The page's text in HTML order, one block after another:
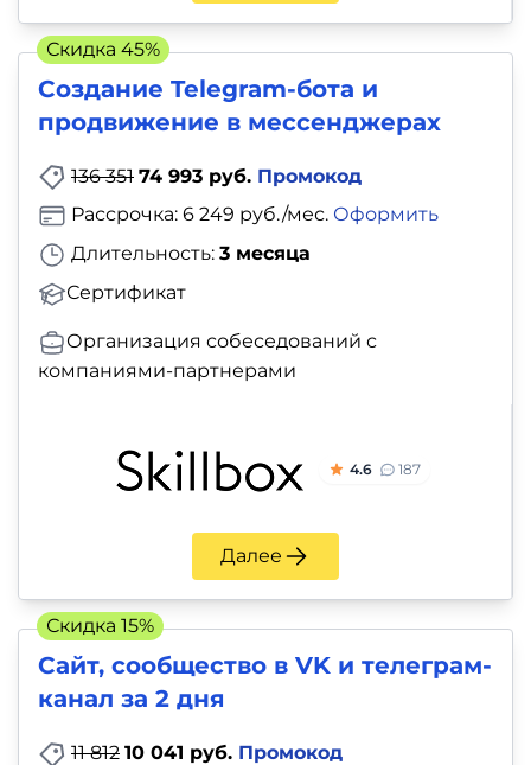
Создание Telegram-бота и
продвижение в мессенджерах
136 351 74 993 руб. Промокод
Длительность: 3 месяца
Сертификат
Рассрочка: 6 249 руб./мес. Оформить
Организация собеседований с
компаниями-партнерами
4.6 187
Далее
Скидка 45%
Сайт, сообщество в VK и телеграм-
канал за 2 дня
11 812 10 041 руб. Промокод
Скидка 15%